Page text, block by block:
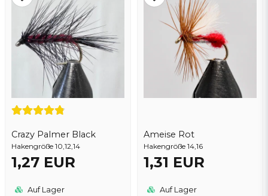
Crazy Palmer Black
Hakengröße 10,12,14
1,27 EUR
Auf Lager
Ameise Rot
Hakengröße 14,16
1,31 EUR
Auf Lager